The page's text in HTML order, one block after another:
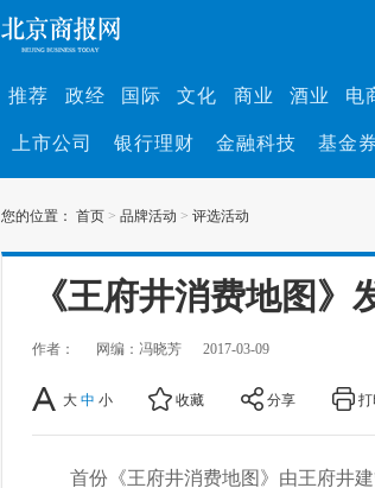
推荐 政经 国际 文化 商业 酒业 电
上市公司 银行理财 金融科技 基金
您的位置： 首页 > 品牌活动 > 评选活动
《王府井消费地图》
作者： 网编：冯晓芳 2017-03-09
大 中 小 收藏 分享 打
首份《王府井消费地图》由王府井建